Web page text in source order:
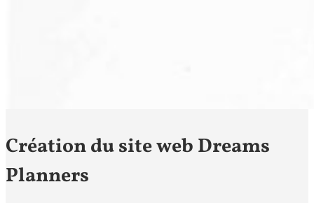
Création du site web Dreams
Planners